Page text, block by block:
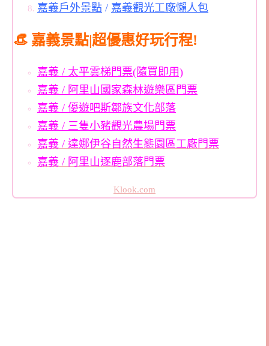
嘉義戶外景點 / 嘉義觀光工廠懶人包
👒 嘉義景點|超優惠好玩行程!
嘉義 / 太平雲梯門票(隨買即用)
嘉義 / 阿里山國家森林遊樂區門票
嘉義 / 優遊吧斯鄒族文化部落
嘉義 / 三隻小豬觀光農場門票
嘉義 / 達娜伊谷自然生態園區工廠門票
嘉義 / 阿里山逐鹿部落門票
Klook.com